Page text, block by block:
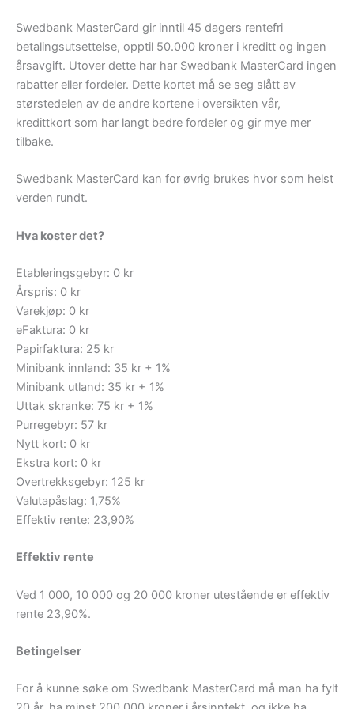
Swedbank MasterCard gir inntil 45 dagers rentefri
betalingsutsettelse, opptil 50.000 kroner i kreditt og ingen
årsavgift. Utover dette har har Swedbank MasterCard ingen
rabatter eller fordeler. Dette kortet må se seg slått av
størstedelen av de andre kortene i oversikten vår,
kredittkort som har langt bedre fordeler og gir mye mer
tilbake.
Swedbank MasterCard kan for øvrig brukes hvor som helst
verden rundt.
Hva koster det?
Etableringsgebyr: 0 kr
Årspris: 0 kr
Varekjøp: 0 kr
eFaktura: 0 kr
Papirfaktura: 25 kr
Minibank innland: 35 kr + 1%
Minibank utland: 35 kr + 1%
Uttak skranke: 75 kr + 1%
Purregebyr: 57 kr
Nytt kort: 0 kr
Ekstra kort: 0 kr
Overtrekksgebyr: 125 kr
Valutapåslag: 1,75%
Effektiv rente: 23,90%
Effektiv rente
Ved 1 000, 10 000 og 20 000 kroner utestående er effektiv
rente 23,90%.
Betingelser
For å kunne søke om Swedbank MasterCard må man ha fylt